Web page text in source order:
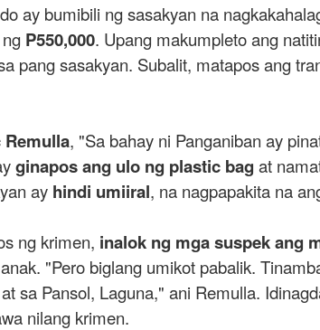
ay bumibili ng sasakyan na
P550,000. Upang makumpleto ang
pang sasakyan. Subalit, matapos ang
, "Sa bahay ni Panganiban ay
ginapos ang ulo ng plastic bag at
ay hindi umiiral, na nagpapakita na
ng krimen, inalok ng mga suspek ang
"Pero biglang umikot pabalik.
sa Pansol, Laguna," ani Remulla.
nilang krimen.